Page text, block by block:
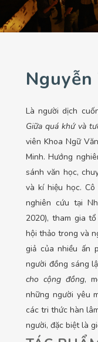
Là người dịch
Giữa quá khứ và
viên Khoa Ngữ
Minh. Hướng
sánh văn học,
và kí hiệu học.
nghiên cứu tại
2020), tham gia
hội thảo trong và
giả của nhiều ấn
người đồng sáng
cho cộng đồng,
những người yêu
các tri thức hàn
người, đặc biệt là